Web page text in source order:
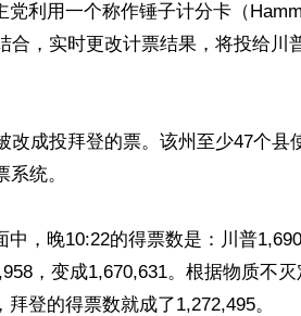
利用一个称作锤子计分卡（
合，实时更改计票结果，将投给川
改成投拜登的票。该州至少47个县
统。
，晚10:22的得票数是：川普
，变成1,670,631。根据物质不
登的得票数就成了1,272,495。